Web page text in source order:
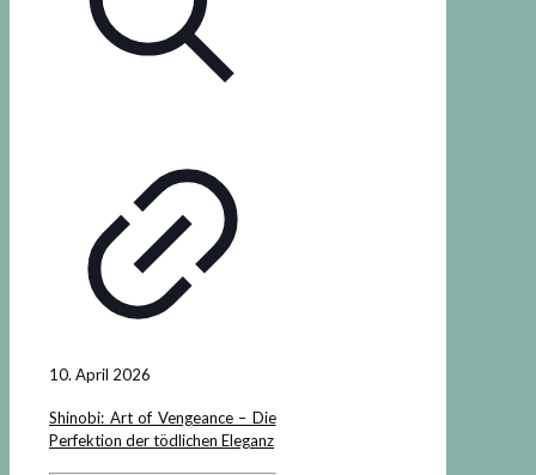
10. April 2026
Shinobi: Art of Vengeance – Die
Perfektion der tödlichen Eleganz